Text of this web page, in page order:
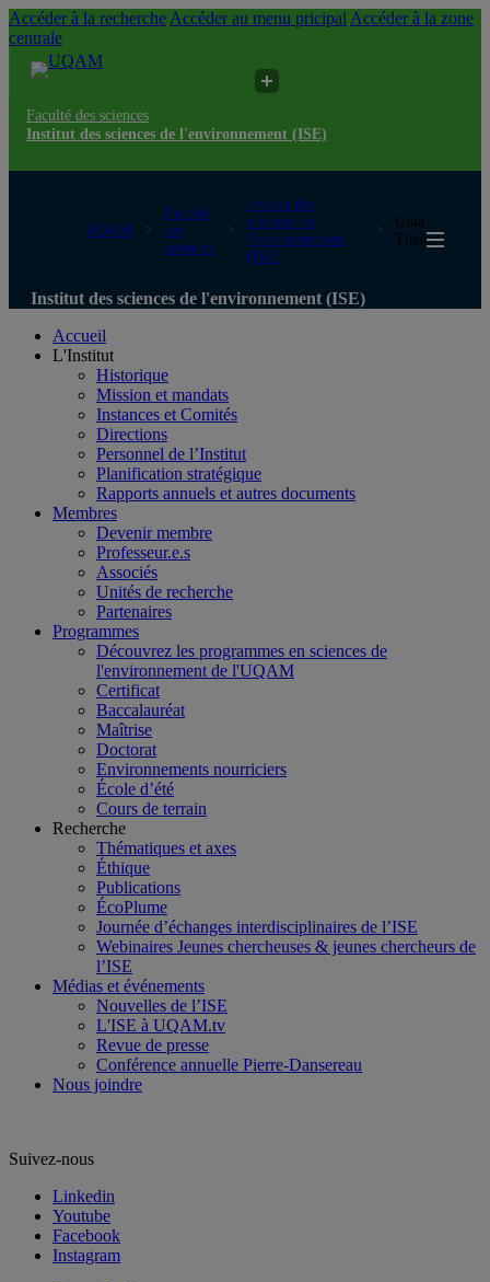
Accéder à la recherche Accéder au menu pricipal Accéder à la zone
centrale
Faculté des sciences
Institut des sciences de l'environnement (ISE)
UQAM
Faculté
des
sciences
Institut des
sciences de
l'environnement
(ISE)
Gina
Thésée
Institut des sciences de l'environnement (ISE)
Accueil
L'Institut
Historique
Mission et mandats
Instances et Comités
Directions
Personnel de l’Institut
Planification stratégique
Rapports annuels et autres documents
Membres
Devenir membre
Professeur.e.s
Associés
Unités de recherche
Partenaires
Programmes
Découvrez les programmes en sciences de
l'environnement de l'UQAM
Certificat
Baccalauréat
Maîtrise
Doctorat
Environnements nourriciers
École d’été
Cours de terrain
Recherche
Thématiques et axes
Éthique
Publications
ÉcoPlume
Journée d’échanges interdisciplinaires de l’ISE
Webinaires Jeunes chercheuses & jeunes chercheurs de
l’ISE
Médias et événements
Nouvelles de l’ISE
L'ISE à UQAM.tv
Revue de presse
Conférence annuelle Pierre-Dansereau
Nous joindre
Suivez-nous
Linkedin
Youtube
Facebook
Instagram